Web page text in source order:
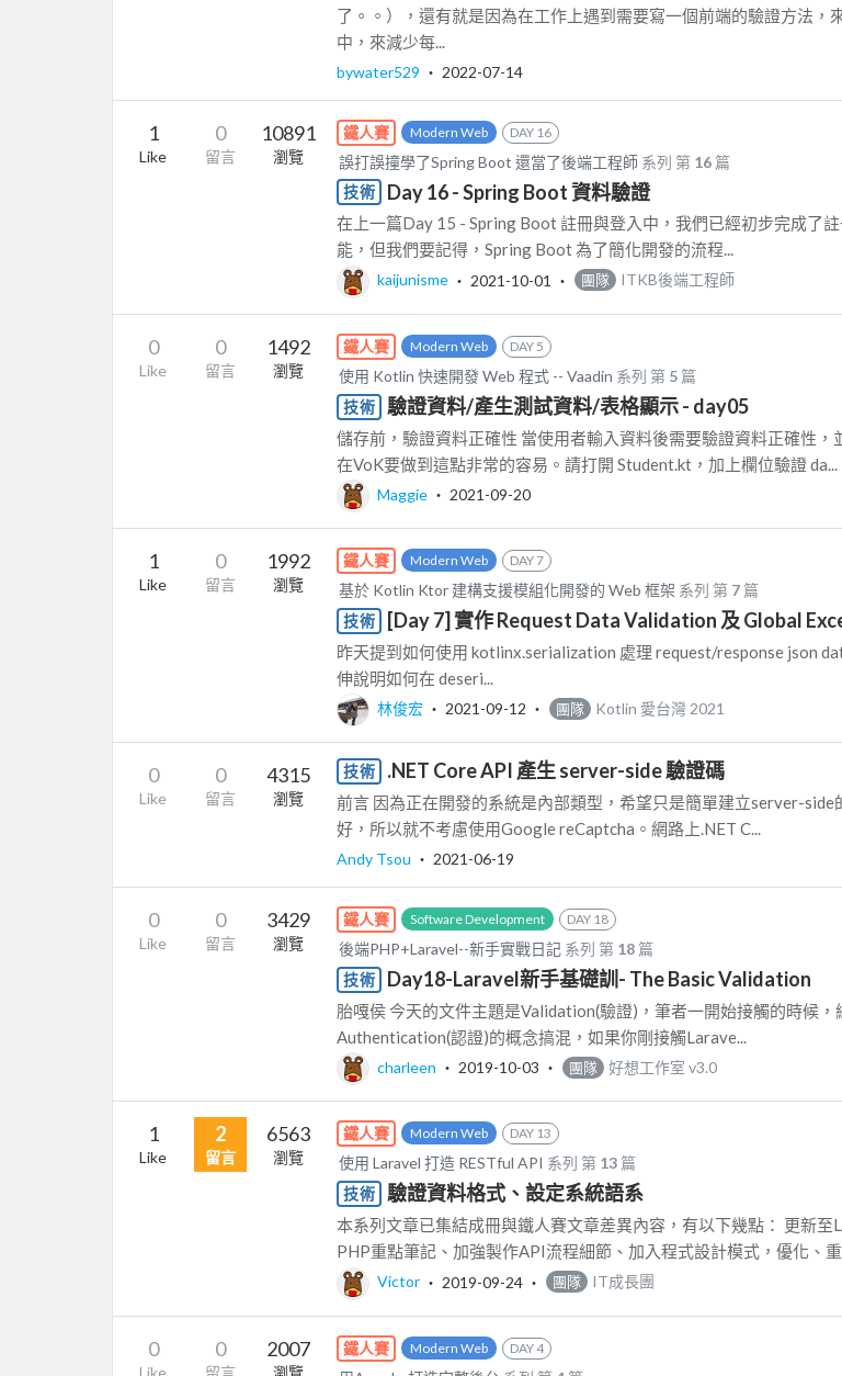
了。。），還有就是因為在工作上遇到需要寫一個前端的驗證方法，
中，來減少每...
bywater529 ‧ 2022-07-14
1
Like
0
留言
10891
瀏覽
鐵人賽 Modern Web DAY 16
誤打誤撞學了Spring Boot 還當了後端工程師 系列 第 16 篇
技術
Day 16 - Spring Boot 資料驗證
在上一篇Day 15 - Spring Boot 註冊與登入中，我們已經初步完成了
能，但我們要記得，Spring Boot 為了簡化開發的流程...
kaijunisme ‧ 2021-10-01 ‧ 團隊 ITKB後端工程師
0
Like
0
留言
1492
瀏覽
鐵人賽 Modern Web DAY 5
使用 Kotlin 快速開發 Web 程式 -- Vaadin 系列 第 5 篇
技術
驗證資料/產生測試資料/表格顯示 - day05
儲存前，驗證資料正確性 當使用者輸入資料後需要驗證資料正確性，
在VoK要做到這點非常的容易。請打開 Student.kt，加上欄位驗證 da...
Maggie ‧ 2021-09-20
1
Like
0
留言
1992
瀏覽
鐵人賽 Modern Web DAY 7
基於 Kotlin Ktor 建構支援模組化開發的 Web 框架 系列 第 7 篇
技術
[Day 7] 實作 Request Data Validation 及 Global
昨天提到如何使用 kotlinx.serialization 處理 request/response json
伸說明如何在 deseri...
林俊宏 ‧ 2021-09-12 ‧ 團隊 Kotlin 愛台灣 2021
0
Like
0
留言
4315
瀏覽
技術 .NET Core API 產生 server-side 驗證碼
前言 因為正在開發的系統是內部類型，希望只是簡單建立server-side
好，所以就不考慮使用Google reCaptcha。網路上.NET C...
Andy Tsou ‧ 2021-06-19
0
Like
0
留言
3429
瀏覽
鐵人賽 Software Development DAY 18
後端PHP+Laravel--新手實戰日記 系列 第 18 篇
技術
Day18-Laravel新手基礎訓- The Basic Validation
胎嘎侯 今天的文件主題是Validation(驗證)，筆者一開始接觸的時候，
Authentication(認證)的概念搞混，如果你剛接觸Larave...
charleen ‧ 2019-10-03 ‧ 團隊 好想工作室 v3.0
1
Like
2
留言
6563
瀏覽
鐵人賽 Modern Web DAY 13
使用 Laravel 打造 RESTful API 系列 第 13 篇
技術
驗證資料格式、設定系統語系
本系列文章已集結成冊與鐵人賽文章差異內容，有以下幾點： 更新至
PHP重點筆記、加強製作API流程細節、加入程式設計模式，優化、重
Victor ‧ 2019-09-24 ‧ 團隊 IT成長團
0
Like
0
留言
2007
瀏覽
鐵人賽 Modern Web DAY 4